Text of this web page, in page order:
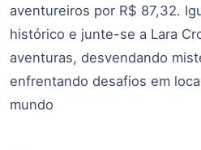
aventureiros por R$ 87,32.
histórico e junte-se a Lara
aventuras, desvendando
enfrentando desafios em
mundo